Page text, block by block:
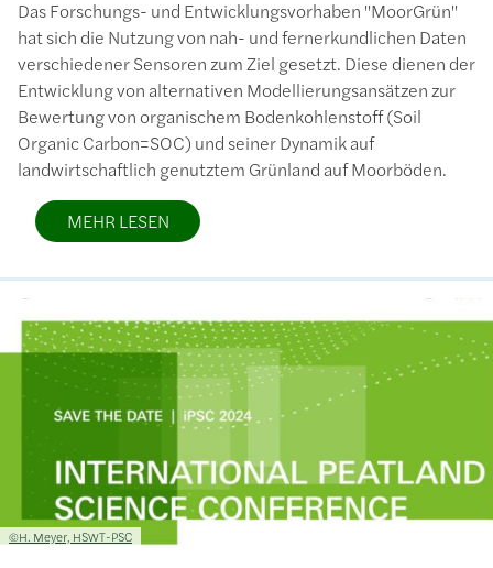
Das Forschungs- und Entwicklungsvorhaben "MoorGrün"
hat sich die Nutzung von nah- und fernerkundlichen Daten
verschiedener Sensoren zum Ziel gesetzt. Diese dienen der
Entwicklung von alternativen Modellierungsansätzen zur
Bewertung von organischem Bodenkohlenstoff (Soil
Organic Carbon=SOC) und seiner Dynamik auf
landwirtschaftlich genutztem Grünland auf Moorböden.
MEHR LESEN
Lizenzinformationen einschließlich Urheberrecht
©H. Meyer, HSWT-PSC